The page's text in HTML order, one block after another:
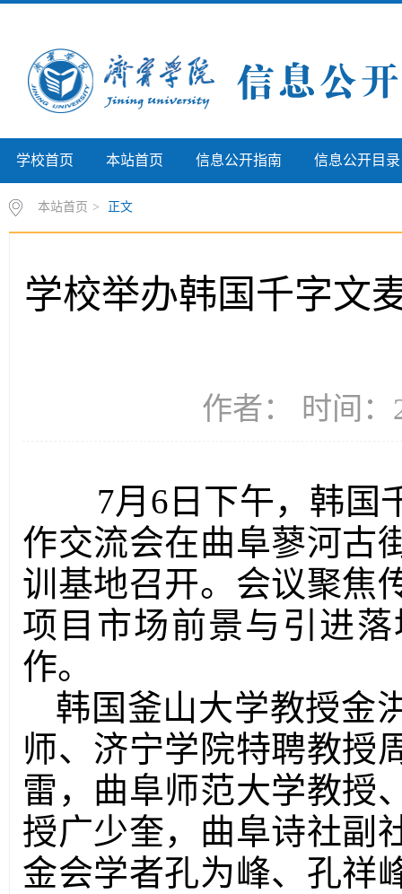
学校首页 本站首页 信息公开指南 信息公开目录
本站首页 > 正文
学校举办韩国千字文
作者： 时间：
7月6日下午，韩国千
作交流会在曲阜蓼河古
训基地召开。会议聚焦
项目市场前景与引进
作。
韩国釜山大学教授金
师、济宁学院特聘教授
雷，曲阜师范大学教授
授广少奎，曲阜诗社副
金会学者孔为峰、孔祥